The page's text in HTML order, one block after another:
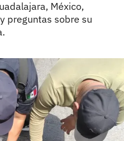
México,
preguntas sobre su